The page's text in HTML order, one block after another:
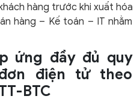
hàng trước khi xuất hóa
hàng – Kế toán – IT nhằm
ứng đầy đủ quy
điện tử theo
BTC